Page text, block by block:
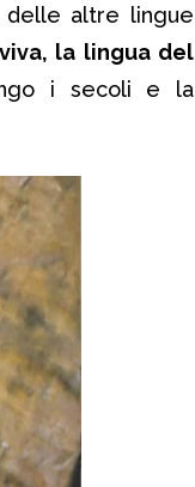
delle altre lingue
la lingua del
i secoli e la